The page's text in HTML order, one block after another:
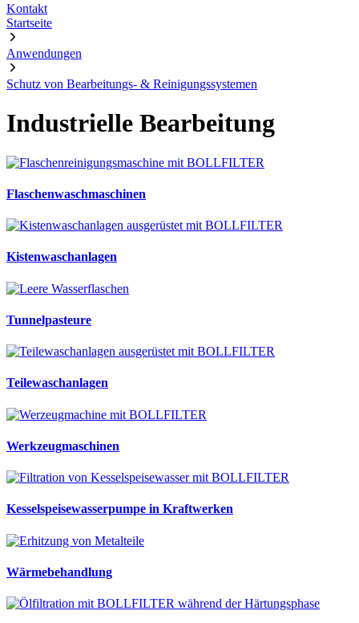
Kontakt
Startseite
Anwendungen
Schutz von Bearbeitungs- & Reinigungssystemen
Industrielle Bearbeitung
Flaschenwaschmaschinen
Kistenwaschanlagen
Tunnelpasteure
Teilewaschanlagen
Werkzeugmaschinen
Kesselspeisewasserpumpe in Kraftwerken
Wärmebehandlung